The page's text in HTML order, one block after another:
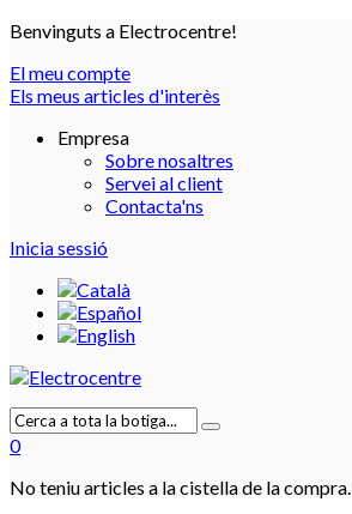
Benvinguts a Electrocentre!
El meu compte
Els meus articles d'interès
Empresa
Sobre nosaltres
Servei al client
Contacta'ns
Inicia sessió
0
No teniu articles a la cistella de la compra.